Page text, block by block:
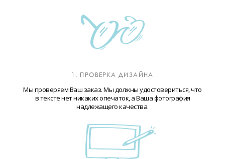
1. ПРОВЕРКА ДИЗАЙНА
Мы проверяем Ваш заказ. Мы должны удостовериться, что
в тексте нет никаких опечаток, а Ваша фотография
надлежащего качества.